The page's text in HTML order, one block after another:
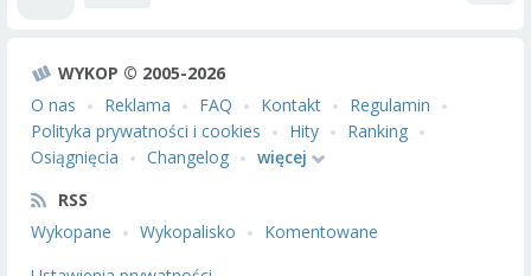
WYKOP © 2005-2026
O nas
Reklama FAQ Kontakt
Regulamin
Polityka prywatności i cookies
Hity
Ranking
Osiągnięcia
Changelog
więcej
RSS
Wykopane
Wykopalisko
Komentowane